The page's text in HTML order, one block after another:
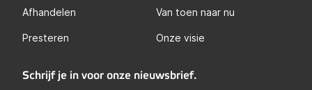
Afhandelen
Presteren
Van toen naar nu
Onze visie
Schrijf je in voor onze nieuwsbrief.